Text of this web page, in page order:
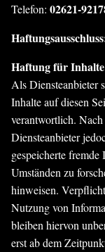
Telefon: 02621-
Haftung für Inhalte
Als Diensteanbieter
Inhalte auf diesen
verantwortlich.
Diensteanbieter
gespeicherte
Umständen zu
hinweisen.
Nutzung von
bleiben hiervon
erst ab dem